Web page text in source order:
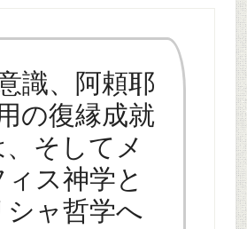
識、阿頼耶
の復縁成就
そしてメ
ィス神学と
シャ哲学へ